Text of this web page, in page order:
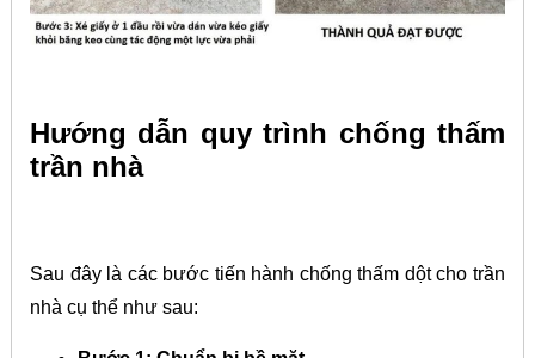
Hướng dẫn quy trình chống thấm
trần nhà
Sau đây là các bước tiến hành chống thấm dột cho trần
nhà cụ thể như sau: